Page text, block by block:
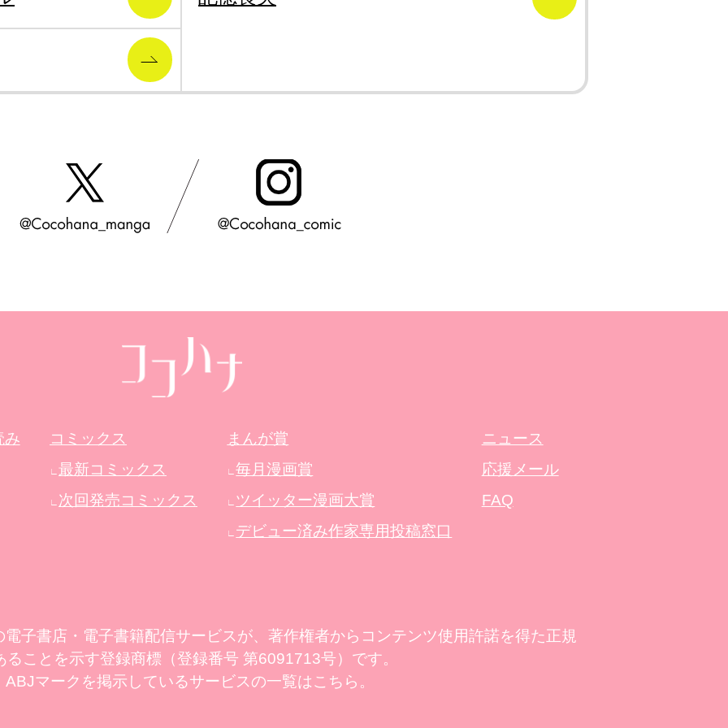
み コミックス
∟ 最新コミックス
∟ 次回発売コミックス
まんが賞
∟毎月漫画賞
∟ ツイッター漫画大賞
∟ デビュー済み作家専用投稿窓口
ニュース
応援メール
FAQ
子書店・電子書籍配信サービスが、著作権者からコンテンツ使用許諾を得た正規
ことを示す登録商標（登録番号 第6091713号）です。
マークを掲示しているサービスの一覧はこちら。